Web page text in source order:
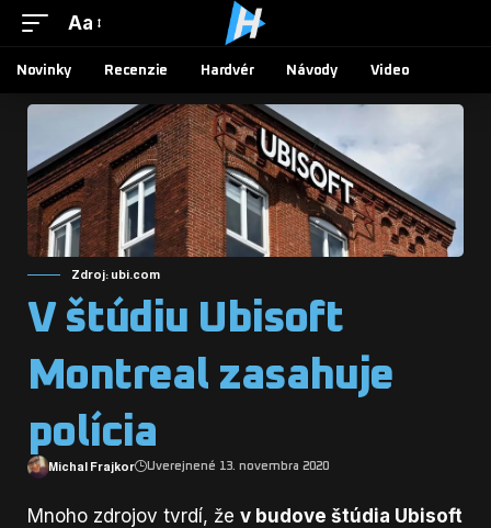
Aa
Novinky Recenzie Hardvér Návody Video
Zdroj: ubi.com
V štúdiu Ubisoft
Montreal zasahuje
polícia
Michal Frajkor Uverejnené 13. novembra 2020
Mnoho zdrojov tvrdí, že v budove štúdia Ubisoft